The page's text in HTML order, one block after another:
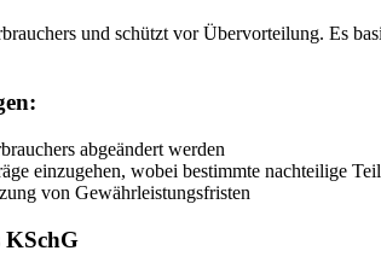
und schützt vor Übervorteilung. Es
abgeändert werden
einzugehen, wobei bestimmte nachteilige
von Gewährleistungsfristen
KSchG